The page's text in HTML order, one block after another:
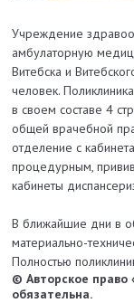
Учреждение
амбулаторную
Витебска и
человек.
в своем составе 4
общей врачебной
отделение с
процедурным,
кабинеты
В ближайшие дни в
материально-
Полностью
© Авторское право
обязательна.